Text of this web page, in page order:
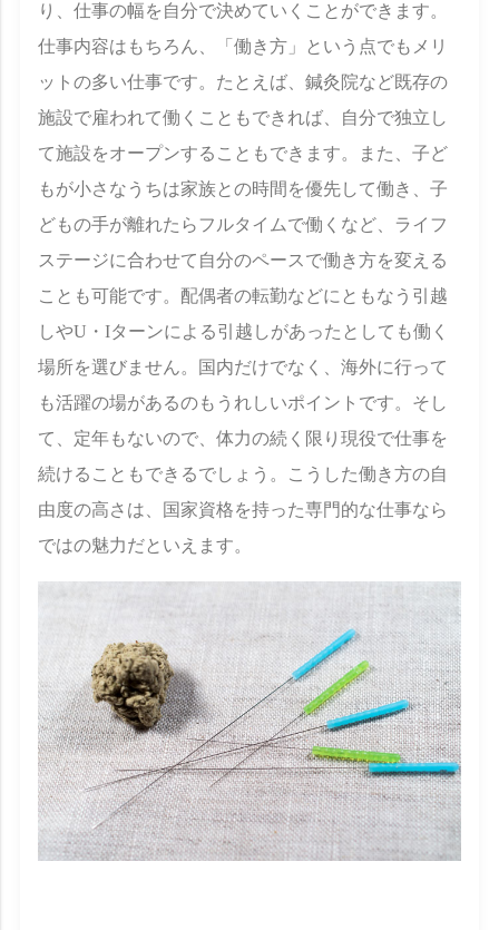
り、仕事の幅を自分で決めていくことができます。
仕事内容はもちろん、「働き方」という点でもメリ
ットの多い仕事です。たとえば、鍼灸院など既存の
施設で雇われて働くこともできれば、自分で独立し
て施設をオープンすることもできます。また、子ど
もが小さなうちは家族との時間を優先して働き、子
どもの手が離れたらフルタイムで働くなど、ライフ
ステージに合わせて自分のペースで働き方を変える
ことも可能です。配偶者の転勤などにともなう引越
しやU・Iターンによる引越しがあったとしても働く
場所を選びません。国内だけでなく、海外に行って
も活躍の場があるのもうれしいポイントです。そし
て、定年もないので、体力の続く限り現役で仕事を
続けることもできるでしょう。こうした働き方の自
由度の高さは、国家資格を持った専門的な仕事なら
ではの魅力だといえます。